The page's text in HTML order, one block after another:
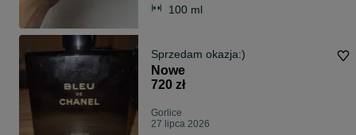
100 ml
Sprzedam okazja:)
Nowe
720 zł
Gorlice
27 lipca 2026